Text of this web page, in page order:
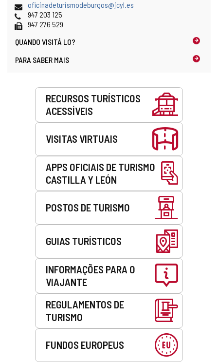
Endereço
de
email
oficinadeturismodeburgos@jcyl.es
Telefones
947 203 125
Fax 947 276 529
QUANDO VISITÁ LO?
PARA SABER MAIS
RECURSOS TURÍSTICOS
ACESSÍVEIS
VISITAS VIRTUAIS
APPS OFICIAIS DE TURISMO
CASTILLA Y LEÓN
POSTOS DE TURISMO
GUIAS TURÍSTICOS
INFORMAÇÕES PARA O
VIAJANTE
REGULAMENTOS DE
TURISMO
FUNDOS EUROPEUS